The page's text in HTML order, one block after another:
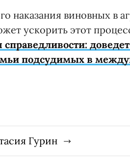
наказания виновных в
ускорить этот
справедливости:
подсудимых в
Гурин